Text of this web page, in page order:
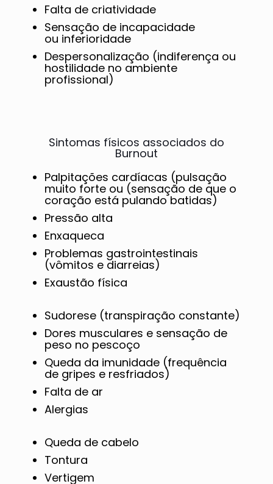
Falta de criatividade
Sensação de incapacidade
ou inferioridade
Despersonalização (indiferença ou
hostilidade no ambiente
profissional)
Sintomas físicos associados do
Burnout
Palpitações cardíacas (pulsação
muito forte ou (sensação de que o
coração está pulando batidas)
Pressão alta
Enxaqueca
Problemas gastrointestinais
(vômitos e diarreias)
Exaustão física
Sudorese (transpiração constante)
Dores musculares e sensação de
peso no pescoço
Queda da imunidade (frequência
de gripes e resfriados)
Falta de ar
Alergias
Queda de cabelo
Tontura
Vertigem